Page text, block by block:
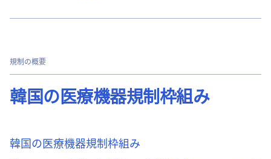
規制の概要
韓国の医療機器規制枠組み
韓国の医療機器規制枠組み